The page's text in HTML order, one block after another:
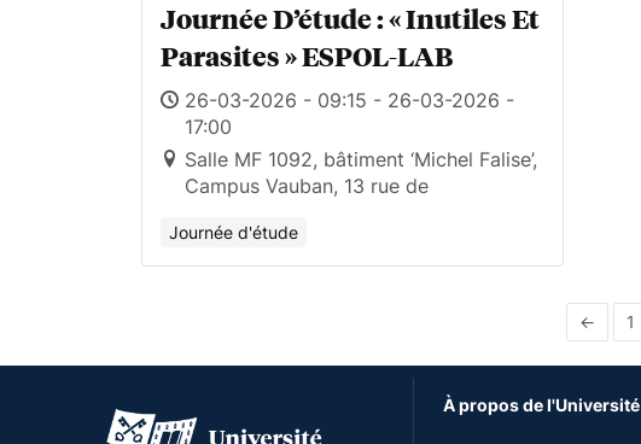
Journée D’étude : « Inutiles Et
Parasites » ESPOL-LAB
26-03-2026 - 09:15 - 26-03-2026 -
17:00
Salle MF 1092, bâtiment ‘Michel Falise’,
Campus Vauban, 13 rue de
Journée d'étude
← 1
À propos de l'Université